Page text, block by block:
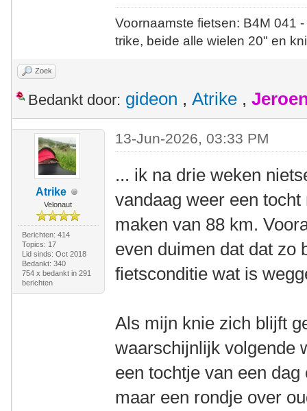
Voornaamste fietsen: B4M
trike, beide alle wielen 20" en
Zoek
Bedankt door: gideon , Atrike ,
Atrike
Velonaut
Berichten: 414
Topics: 17
Lid sinds: Oct 2018
Bedankt: 340
754 x bedankt in 291
berichten
13-Jun-2026, 03:33 PM
... ik na drie weken
vandaag weer een
maken van 88 km.
even duimen dat dat zo
fietsconditie wat is
Als mijn knie zich blijft
waarschijnlijk volgende
een tochtje van een
maar een rondje over